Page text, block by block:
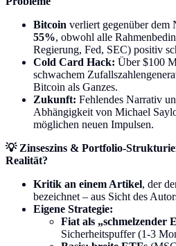
Bitcoin verliert gegenüber dem
55%, obwohl alle
Regierung, Fed, SEC) positiv
Cold Card Hack: Über $100
schwachem
Bitcoin als Ganzes.
Zukunft: Fehlendes Narrativ
Abhängigkeit von Michael
möglichen neuen Impulsen.
💡 Zinseszins & Portfolio-
Realität?
Kritik an einem Artikel, der
bezeichnet – aus Sicht des
Eigene Strategie:
Fiat als „schmelzender
Sicherheitspuffer (1-3